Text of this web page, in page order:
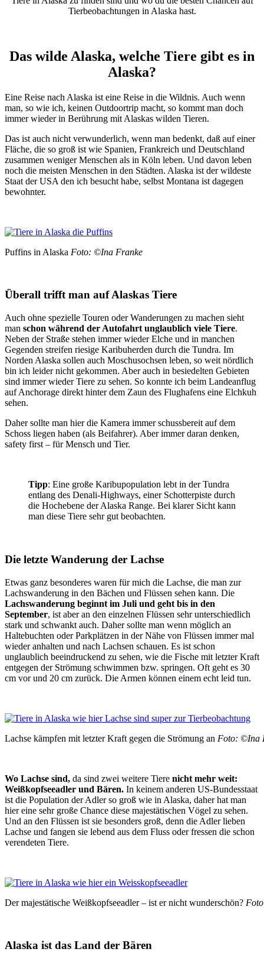
Tierbeobachtungen in Alaska hast.
Das wilde Alaska, welche Tiere gibt es in
Alaska?
Eine Reise nach Alaska ist eine Reise in die Wildnis. Auch wenn
man, so wie ich, keinen Outdoortrip macht, so kommt man doch
immer wieder in Berührung mit Alaskas wilden Tieren.
Das ist auch nicht verwunderlich, wenn man bedenkt, daß auf einer
Fläche, die so groß ist wie Spanien, Frankreich und Deutschland
zusammen weniger Menschen als in Köln leben. Und davon leben
noch die meisten Menschen in den Städten. Alaska ist der wildeste
Staat der USA den ich besucht habe, selbst Montana ist dagegen
bewohnter.
Puffins in Alaska Foto: ©Ina Franke
Überall trifft man auf Alaskas Tiere
Auch ohne spezielle Touren oder Wanderungen zu machen sieht
man schon während der Autofahrt unglaublich viele Tiere.
Neben der Straße stehen immer wieder Elche und in manchen
Gegenden streifen riesige Karibuherden durch die Tundra. Im
Norden Alaska sollen auch Moschusochsen leben, so weit nördlich
bin ich leider nicht gekommen. Aber auch in besiedelten Gebieten
sind immer wieder Tiere zu sehen. So konnte ich beim Landeanflug
auf Anchorage direkt hinter dem Zaun des Flughafens eine Elchkuh
sehen.
Daher sollte man hier die Kamera immer schussbereit auf dem
Schoss liegen haben (als Beifahrer). Aber immer daran denken,
safety first – für Mensch und Tier.
Tipp: Eine große Karibupopulation lebt in der Tundra
entlang des Denali-Highways, einer Schotterpiste durch
die Hochebene der Alaska Range. Bei klarer Sicht kann
man diese Tiere sehr gut beobachten.
Die letzte Wanderung der Lachse
Etwas ganz besonderes waren für mich die Lachse, die man zur
Lachswanderung in den Bächen und Flüssen sehen kann. Die
Lachswanderung beginnt im Juli und geht bis in den
September, ist aber an den einzelnen Flüssen sehr unterschiedlich
stark und schwankt auch. Daher sollte man wenn möglich an
Haltebuchten oder Parkplätzen in der Nähe von Flüssen immer mal
wieder anhalten und nach Lachsen schauen. Es ist schon
unglaublich beeindruckend zu sehen, wie die Fische mit letzter Kraft
entgegen der Strömung schwimmen bzw. springen. Oft geht es 30
cm vor und 20 cm zurück. Die Armen können einem echt leid tun.
Lachse kämpfen mit letzter Kraft gegen die Strömung an Foto: ©Ina
Wo Lachse sind, da sind zwei weitere Tiere nicht mehr weit:
Weißkopfseeadler und Bären. In keinem anderen US-Bundesstaat
ist die Population der Adler so groß wie in Alaska, daher hat man
hier eine sehr große Chance diese majestätischen Vögel zu sehen.
Und an den Flüssen ist sie besonders groß, denn die Adler lieben
Lachse und fangen sie lebend aus dem Fluss oder fressen die schon
verendeten Tiere.
Der majestätische Weißkopfseeadler – ist er nicht wunderschön?
Alaska ist das Land der Bären